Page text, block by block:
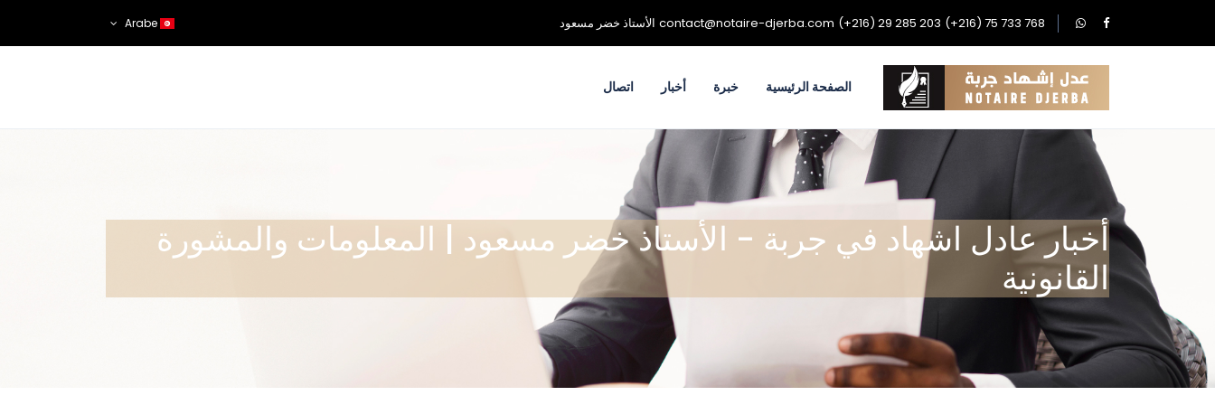
contact@notaire-djerba.com (+216) 29 285 203 (+216) 75 733 768 الأستاذ خضر مسعود
الصفحة الرئيسية خبرة أخبار اتصال
أخبار عادل اشهاد في جربة - الأستاذ خضر مسعود | المعلومات والمشورة
القانونية